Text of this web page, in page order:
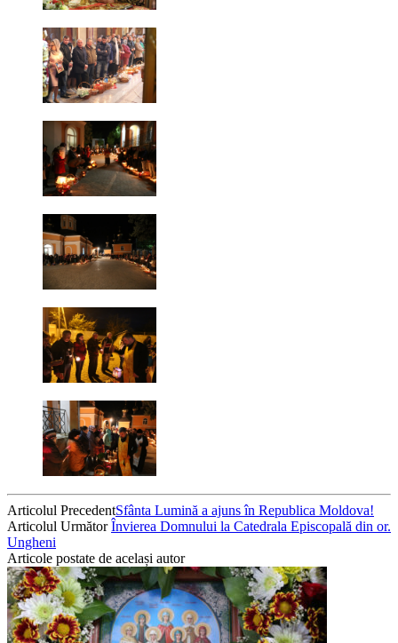
Articolul PrecedentSfânta Lumină a ajuns în Republica Moldova!
Articolul UrmătorÎnvierea Domnului la Catedrala Episcopală din or.
Ungheni
Articole postate de același autor